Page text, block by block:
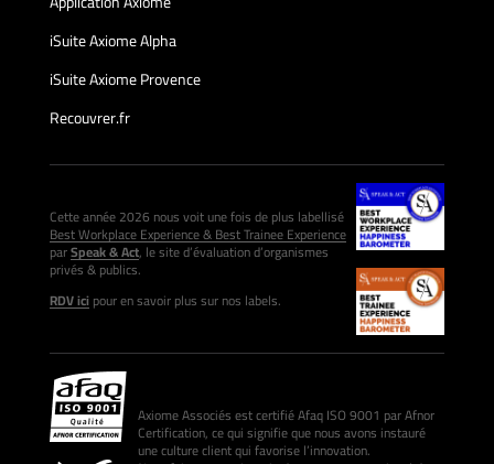
iSuite Axiome Alpha
iSuite Axiome Provence
Recouvrer.fr
Cette année 2026 nous voit une fois de plus labellisé
Best Workplace Experience & Best Trainee Experience
parSpeak & Act, le site d’évaluation d’organismes
privés & publics.
RDV icipour en savoir plus sur nos labels.
Axiome Associés est certifié Afaq ISO 9001 par Afnor
Certification, ce qui signifie que nous avons instauré
une culture client qui favorise l’innovation.